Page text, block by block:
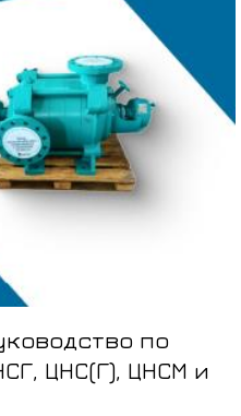
по
ЦНС(Г), ЦНСМ и